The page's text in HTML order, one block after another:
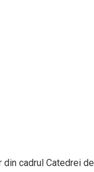
cadrul Catedrei de